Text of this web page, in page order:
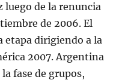
luego de la renuncia
de 2006. El
etapa dirigiendo a la
2007. Argentina
fase de grupos,